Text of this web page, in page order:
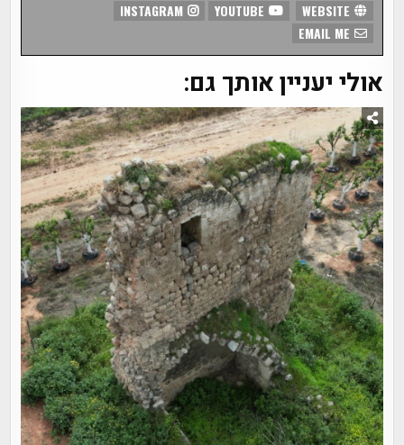
INSTAGRAM
אולי יעניין אותך גם: